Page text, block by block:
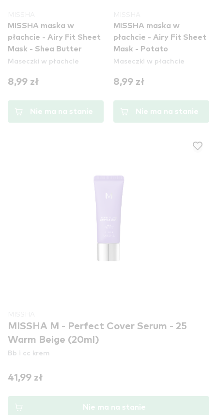
MISSHA maska w
płachcie - Airy Fit Sheet
Mask - Shea Butter
Maseczki w płachcie
8,99 zł
Nie ma na stanie
MISSHA maska w
płachcie - Airy Fit Sheet
Mask - Potato
Maseczki w płachcie
8,99 zł
Nie ma na stanie
MISSHA M - Perfect Cover Serum - 25
Warm Beige (20ml)
Bb i cc krem
41,99 zł
Nie ma na stanie